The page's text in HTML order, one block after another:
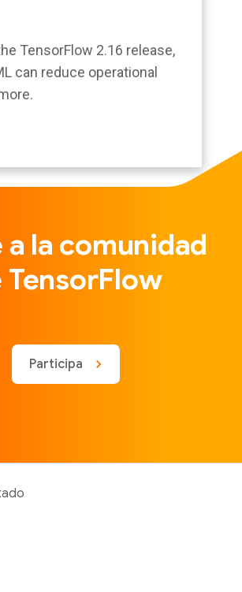
TensorFlow 2.16 release,
can reduce operational
a la comunidad
TensorFlow
Participa